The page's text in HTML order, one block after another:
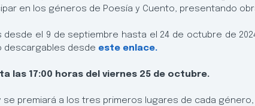
en los géneros de Poesía y Cuento, presentando
el 9 de septiembre hasta el 24 de octubre de
descargables desde este enlace.
las 17:00 horas del viernes 25 de octubre.
se premiará a los tres primeros lugares de cada